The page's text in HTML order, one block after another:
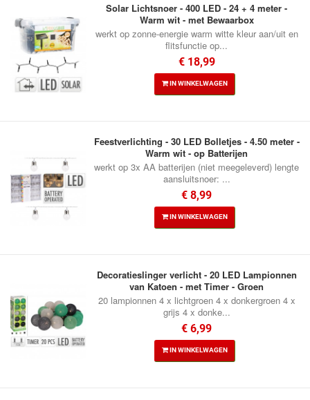
Solar Lichtsnoer - 400 LED - 24 + 4 meter -
Warm wit - met Bewaarbox
werkt op zonne-energie warm witte kleur aan/uit en
flitsfunctie op...
€ 18,99
IN WINKELWAGEN
Feestverlichting - 30 LED Bolletjes - 4.50 meter -
Warm wit - op Batterijen
werkt op 3x AA batterijen (niet meegeleverd) lengte
aansluitsnoer: ...
€ 8,99
IN WINKELWAGEN
Decoratieslinger verlicht - 20 LED Lampionnen
van Katoen - met Timer - Groen
20 lampionnen 4 x lichtgroen 4 x donkergroen 4 x
grijs 4 x donke...
€ 6,99
IN WINKELWAGEN